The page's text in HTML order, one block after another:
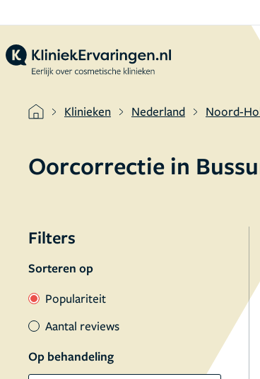
Klinieken Nederland Noord-
Oorcorrectie in
Filters
Sorteren op
Populariteit
Aantal reviews
Op behandeling